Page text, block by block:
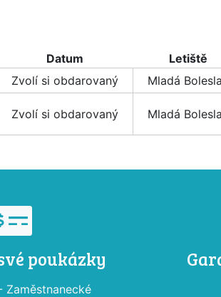
Datum Letiště
Zvolí si obdarovaný Mladá
Zvolí si obdarovaný Mladá
poukázky
Zaměstnanecké